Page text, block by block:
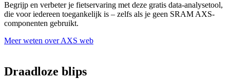
Begrijp en verbeter je fietservaring met deze gratis data-analysetool,
die voor iedereen toegankelijk is – zelfs als je geen SRAM AXS-
componenten gebruikt.
Meer weten over AXS web
Draadloze blips